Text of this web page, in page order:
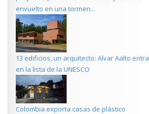
envuelto en una tormen...
13 edificios, un arquitecto: Alvar Aalto entra
en la lista de la UNESCO
Colombia exporta casas de plástico